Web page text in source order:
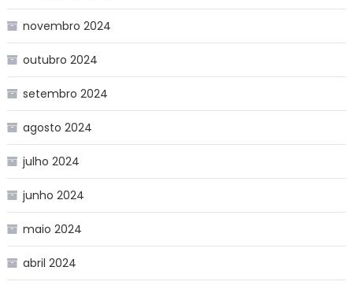
novembro 2024
outubro 2024
setembro 2024
agosto 2024
julho 2024
junho 2024
maio 2024
abril 2024